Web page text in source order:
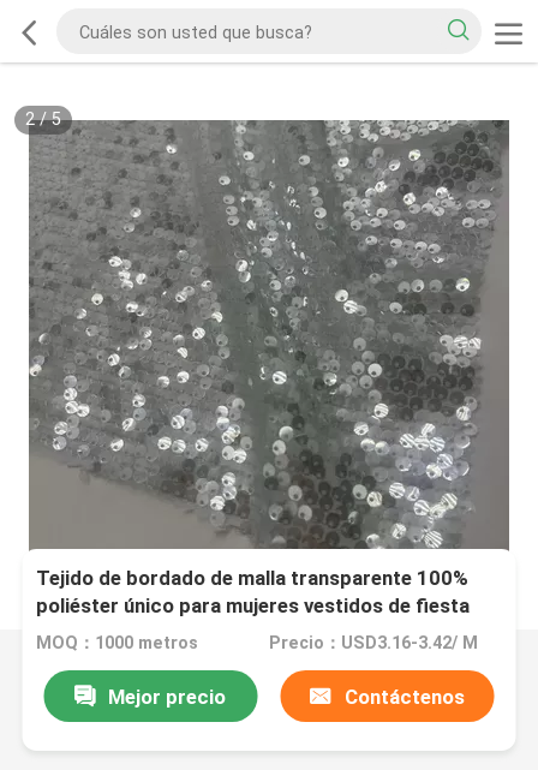
2/5
Tejido de bordado de malla transparente 100%
poliéster único para mujeres vestidos de fiesta
MOQ：1000 metros Precio：USD3.16-3.42/ M
Mejor precio Contáctenos